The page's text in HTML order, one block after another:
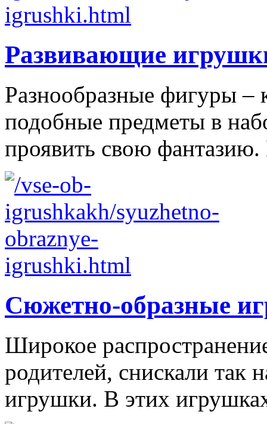
Развивающие
Разнообразные фигуры –
подобные предметы в
проявить свою
Сюжетно-образные
Широкое
родителей, снискали так
игрушки. В этих